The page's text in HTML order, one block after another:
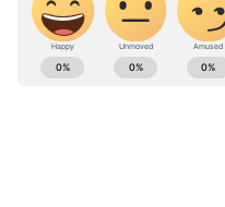
ABOUT THE AUTHOR